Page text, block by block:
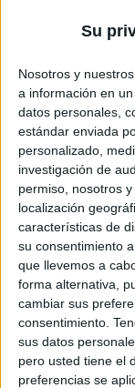
Su
Nosotros y
a información en
datos personales,
estándar enviada
personalizado,
investigación de
permiso, nosotros
localización
características de
su consentimiento
que llevemos a
forma alternativa,
cambiar sus
consentimiento.
sus datos
pero usted tiene el
preferencias se
Los
teorías
función de los
presunción
procesos
predecible, y
durante el
funcionalidad
capacidad de